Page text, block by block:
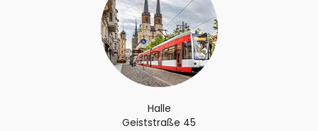
Halle
Geiststraße 45